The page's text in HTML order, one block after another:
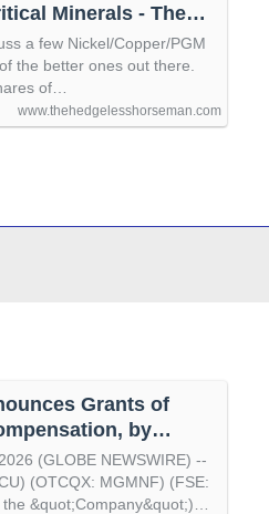
Minerals - The
a few Nickel/Copper/PGM
the better ones out there.
of…
www.thehedgelesshorseman.com
Grants of
by
(GLOBE NEWSWIRE) --
(OTCQX: MGMNF) (FSE:
&quot;Company&quot;)…